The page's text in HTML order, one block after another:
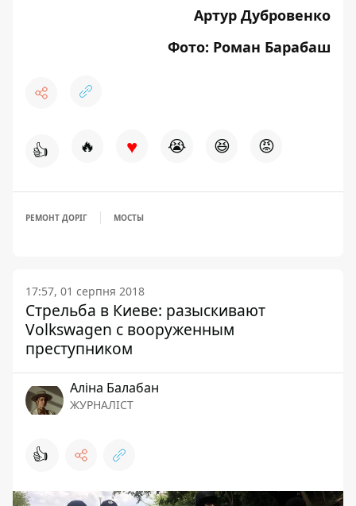
Артур Дубровенко
Фото: Роман Барабаш
👍 🔥 ♥ 😭 😆 😡
РЕМОНТ ДОРІГ МОСТЫ
17:57, 01 серпня 2018
Стрельба в Киеве: разыскивают
Volkswagen с вооруженным
преступником
Аліна Балабан
ЖУРНАЛІСТ
👍